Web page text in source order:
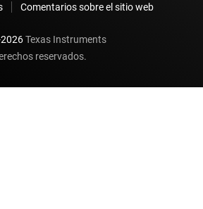
Comentarios sobre el sitio web
2026Texas Instruments
reservados.